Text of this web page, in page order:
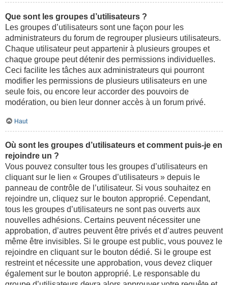
Que sont les groupes d’utilisateurs ?
Les groupes d’utilisateurs sont une façon pour les
administrateurs du forum de regrouper plusieurs utilisateurs.
Chaque utilisateur peut appartenir à plusieurs groupes et
chaque groupe peut détenir des permissions individuelles.
Ceci facilite les tâches aux administrateurs qui pourront
modifier les permissions de plusieurs utilisateurs en une
seule fois, ou encore leur accorder des pouvoirs de
modération, ou bien leur donner accès à un forum privé.
Haut
Où sont les groupes d’utilisateurs et comment puis-je en
rejoindre un ?
Vous pouvez consulter tous les groupes d’utilisateurs en
cliquant sur le lien « Groupes d’utilisateurs » depuis le
panneau de contrôle de l’utilisateur. Si vous souhaitez en
rejoindre un, cliquez sur le bouton approprié. Cependant,
tous les groupes d’utilisateurs ne sont pas ouverts aux
nouvelles adhésions. Certains peuvent nécessiter une
approbation, d’autres peuvent être privés et d’autres peuvent
même être invisibles. Si le groupe est public, vous pouvez le
rejoindre en cliquant sur le bouton dédié. Si le groupe est
restreint et nécessite une approbation, vous devez cliquer
également sur le bouton approprié. Le responsable du